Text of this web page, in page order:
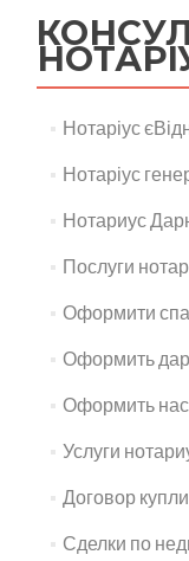
Нотаріус
Нотаріус
Нотариус
Послуги
Оформити
Оформить
Оформить
Услуги
Договор
Сделки по